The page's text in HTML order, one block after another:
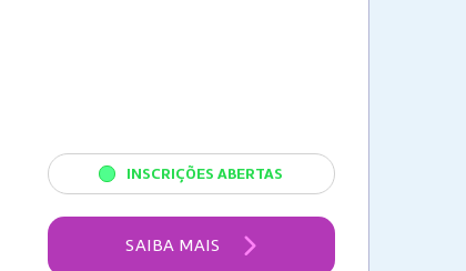
INSCRIÇÕES ABERTAS
SAIBA MAIS